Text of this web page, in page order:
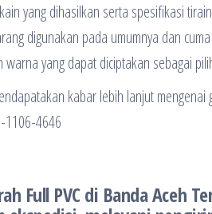
yang dihasilkan serta spesifikasi
digunakan pada umumnya dan
yang dapat diciptakan sebagai
kabar lebih lanjut
1106-4646
Full PVC di Banda Aceh